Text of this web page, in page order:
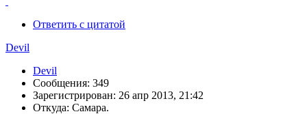
Ответить с цитатой
Devil
Devil
Сообщения: 349
Зарегистрирован: 26 апр 2013, 21:42
Откуда: Самара.